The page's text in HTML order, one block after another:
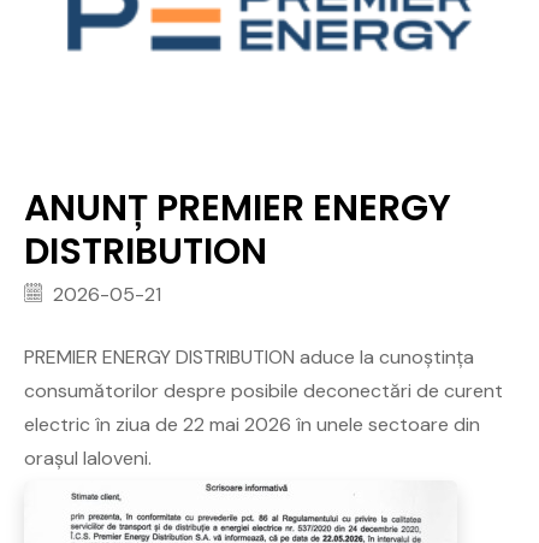
ANUNȚ PREMIER ENERGY
DISTRIBUTION
2026-05-21
PREMIER ENERGY DISTRIBUTION aduce la cunoștința
consumătorilor despre posibile deconectări de curent
electric în ziua de 22 mai 2026 în unele sectoare din
orașul Ialoveni.